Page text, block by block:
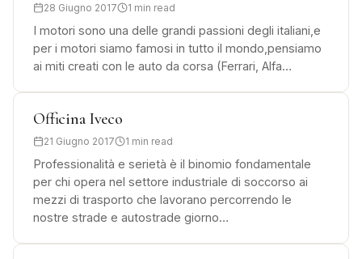
28 Giugno 2017 1 min read
I motori sono una delle grandi passioni degli italiani,e
per i motori siamo famosi in tutto il mondo,pensiamo
ai miti creati con le auto da corsa (Ferrari, Alfa…
Officina Iveco
21 Giugno 2017 1 min read
Professionalità e serietà è il binomio fondamentale
per chi opera nel settore industriale di soccorso ai
mezzi di trasporto che lavorano percorrendo le
nostre strade e autostrade giorno…